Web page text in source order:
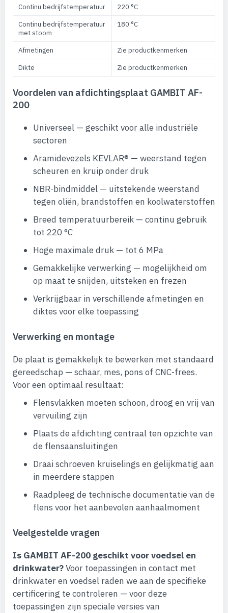
Continu bedrijfstemperatuur
220 °C
Continu bedrijfstemperatuur
met stoom
180 °C
Afmetingen
Zie productkenmerken
Dikte
Zie productkenmerken
Voordelen van afdichtingsplaat GAMBIT AF-
200
Universeel — geschikt voor alle industriële
sectoren
Aramidevezels KEVLAR® — weerstand tegen
scheuren en kruip onder druk
NBR-bindmiddel — uitstekende weerstand
tegen oliën, brandstoffen en koolwaterstoffen
Breed temperatuurbereik — continu gebruik
tot 220 °C
Hoge maximale druk — tot 6 MPa
Gemakkelijke verwerking — mogelijkheid om
op maat te snijden, uitsteken en frezen
Verkrijgbaar in verschillende afmetingen en
diktes voor elke toepassing
Verwerking en montage
De plaat is gemakkelijk te bewerken met standaard
gereedschap — schaar, mes, pons of CNC-frees.
Voor een optimaal resultaat:
Flensvlakken moeten schoon, droog en vrij van
vervuiling zijn
Plaats de afdichting centraal ten opzichte van
de flensaansluitingen
Draai schroeven kruiselings en gelijkmatig aan
in meerdere stappen
Raadpleeg de technische documentatie van de
flens voor het aanbevolen aanhaalmoment
Veelgestelde vragen
Is GAMBIT AF-200 geschikt voor voedsel en
drinkwater?Voor toepassingen in contact met
drinkwater en voedsel raden we aan de specifieke
certificering te controleren — voor deze
toepassingen zijn speciale versies van